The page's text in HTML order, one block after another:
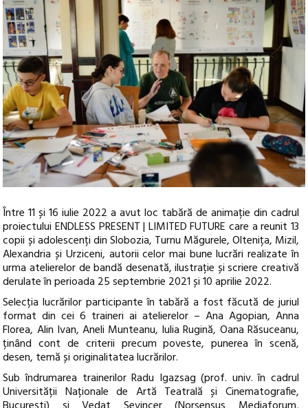
Între 11 și 16 iulie 2022 a avut loc tabără de animație din cadrul
proiectului ENDLESS PRESENT | LIMITED FUTURE care a reunit 13
copii și adolescenți din Slobozia, Turnu Măgurele, Oltenița, Mizil,
Alexandria și Urziceni, autorii celor mai bune lucrări realizate în
urma atelierelor de bandă desenată, ilustrație și scriere creativă
derulate în perioada 25 septembrie 2021 și 10 aprilie 2022.
Selecția lucrărilor participante în tabără a fost făcută de juriul
format din cei 6 traineri ai atelierelor – Ana Agopian, Anna
Florea, Alin Ivan, Aneli Munteanu, Iulia Rugină, Oana Răsuceanu,
ținând cont de criterii precum poveste, punerea în scenă,
desen, temă și originalitatea lucrărilor.
Sub îndrumarea trainerilor Radu Igazsag (prof. univ. în cadrul
Universității Naționale de Artă Teatrală și Cinematografie,